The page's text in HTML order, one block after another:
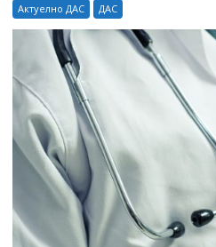
Актуелно ДАС ДАС